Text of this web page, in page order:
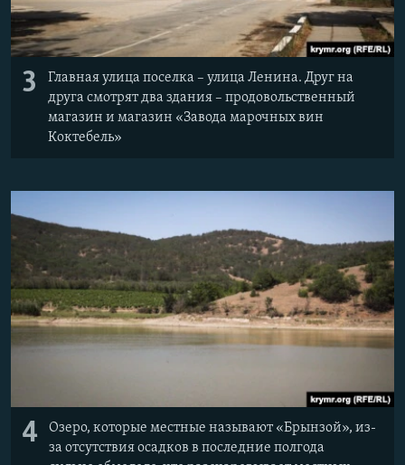
3
Главная улица поселка – улица Ленина. Друг на
друга смотрят два здания – продовольственный
магазин и магазин «Завода марочных вин
Коктебель»
4
Озеро, которые местные называют «Брынзой», из-
за отсутствия осадков в последние полгода